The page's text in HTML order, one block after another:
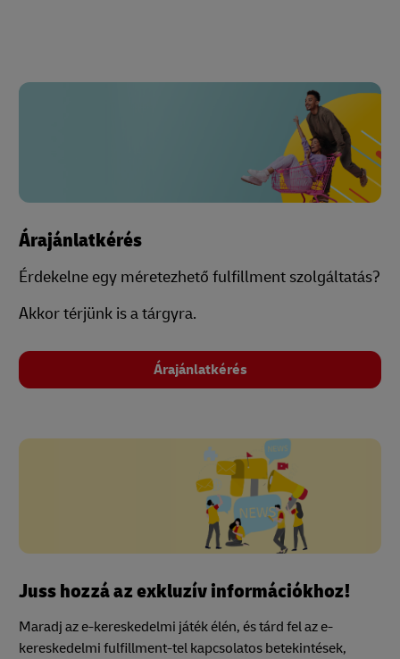
Árajánlatkérés
Érdekelne egy méretezhető fulfillment szolgáltatás?
Akkor térjünk is a tárgyra.
Árajánlatkérés
Juss hozzá az exkluzív információkhoz!
Maradj az e-kereskedelmi játék élén, és tárd fel az e-
kereskedelmi fulfillment-tel kapcsolatos betekintések,